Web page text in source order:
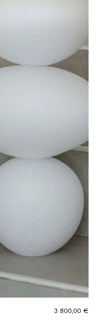
3 800,00 €